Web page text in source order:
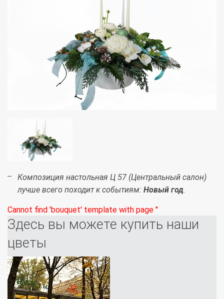
Композиция настольная Ц 57 (Центральный салон)
лучше всего походит к событиям: Новый год.
Cannot find 'bouquet' template with page ''
Здесь вы можете купить наши
цветы